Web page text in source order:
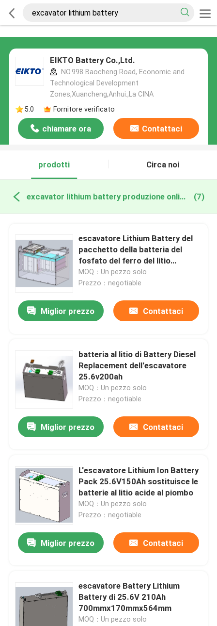
EIKTO Battery Co.,Ltd.
NO.998 Baocheng Road, Economic and
Technological Development
Zones,Xuancheng,Anhui.,La CINA
5.0
Fornitore verificato
chiamare ora Contattaci
prodotti Circa noi
excavator lithium battery produzione online (7)
escavatore Lithium Battery del
pacchetto della batteria del
fosfato del ferro del litio
80v300ah
MOQ：Un pezzo solo
Prezzo：negotiable
Miglior prezzo Contattaci
batteria al litio di Battery Diesel
Replacement dell'escavatore
25.6v200ah
MOQ：Un pezzo solo
Prezzo：negotiable
Miglior prezzo Contattaci
L'escavatore Lithium Ion Battery
Pack 25.6V150Ah sostituisce le
batterie al litio acide al piombo
MOQ：Un pezzo solo
Prezzo：negotiable
Miglior prezzo Contattaci
escavatore Battery Lithium
Battery di 25.6V 210Ah
700mmx170mmx564mm
MOQ：Un pezzo solo